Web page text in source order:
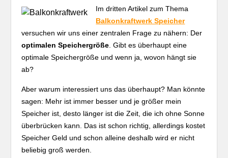
Im dritten Artikel zum Thema
Balkonkraftwerk Speicher
versuchen wir uns einer zentralen Frage zu nähern: Der
optimalen Speichergröße . Gibt es überhaupt eine
optimale Speichergröße und wenn ja, wovon hängt sie
ab?
Aber warum interessiert uns das überhaupt? Man könnte
sagen: Mehr ist immer besser und je größer mein
Speicher ist, desto länger ist die Zeit, die ich ohne Sonne
überbrücken kann. Das ist schon richtig, allerdings kostet
Speicher Geld und schon alleine deshalb wird er nicht
beliebig groß werden.